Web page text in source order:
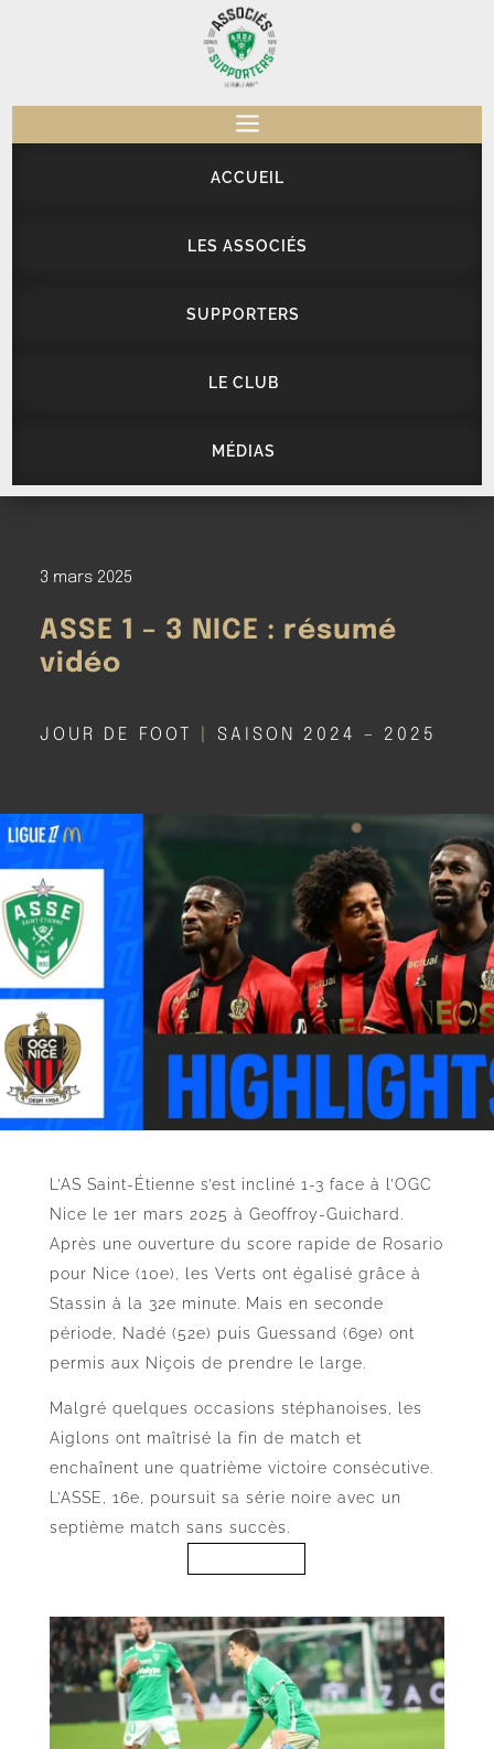
a
ACCUEIL
LES ASSOCIÉS
SUPPORTERS
LE CLUB
MÉDIAS
3 mars 2025
ASSE 1 – 3 NICE : résumé
vidéo
JOUR DE FOOT SAISON 2024 – 2025
L’AS Saint-Étienne s’est incliné 1-3 face à l’OGC
Nice le 1er mars 2025 à Geoffroy-Guichard.
Après une ouverture du score rapide de Rosario
pour Nice (10e), les Verts ont égalisé grâce à
Stassin à la 32e minute. Mais en seconde
période, Nadé (52e) puis Guessand (69e) ont
permis aux Niçois de prendre le large.
Malgré quelques occasions stéphanoises, les
Aiglons ont maîtrisé la fin de match et
enchaînent une quatrième victoire consécutive.
L’ASSE, 16e, poursuit sa série noire avec un
septième match sans succès.